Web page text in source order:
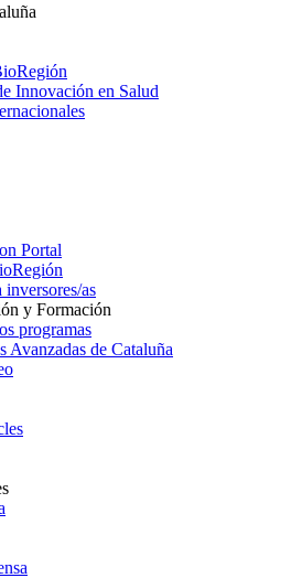
Innovación en Salud
Portal
inversores/as
y Formación
programas
Avanzadas de Cataluña